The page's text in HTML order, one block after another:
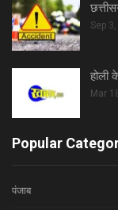
Sep
होली
Mar
Popular
पंजाब